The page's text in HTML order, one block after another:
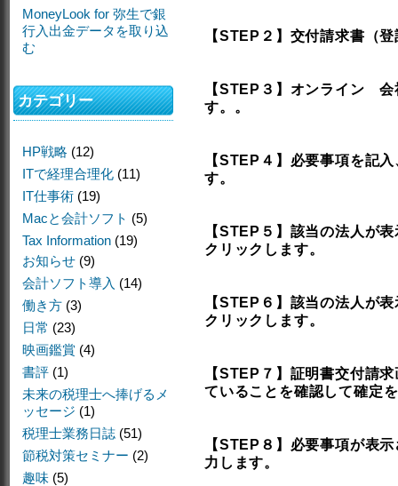
【STEP２】交付請求書（
【STEP３】オンライン
す。。
【STEP４】必要事項を記
す。
【STEP５】該当の法人が
クリックします。
【STEP６】該当の法人が
クリックします。
【STEP７】証明書交付請
ていることを確認して確定
【STEP８】必要事項が表
力します。
MoneyLook for 弥生で銀
行入出金データを取り込
む
カテゴリー
HP戦略 (12)
ITで経理合理化 (11)
IT仕事術 (19)
Macと会計ソフト (5)
Tax Information (19)
お知らせ (9)
会計ソフト導入 (14)
働き方 (3)
日常 (23)
映画鑑賞 (4)
書評 (1)
未来の税理士へ捧げるメ
ッセージ (1)
税理士業務日誌 (51)
節税対策セミナー (2)
趣味 (5)